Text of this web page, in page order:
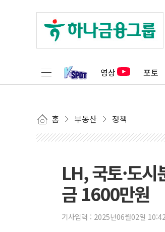
영상 포토
홈 부동산 정책
LH, 국토·도
금 1600만원
기사입력 : 2025년06월02일 10:42